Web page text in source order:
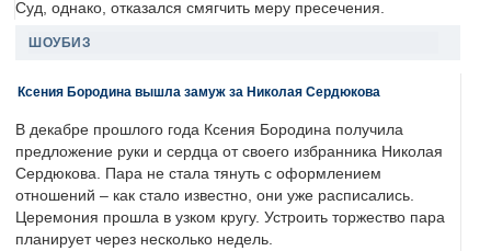
Суд, однако, отказался смягчить меру пресечения.
ШОУБИЗ
Ксения Бородина вышла замуж за Николая Сердюкова
В декабре прошлого года Ксения Бородина получила
предложение руки и сердца от своего избранника Николая
Сердюкова. Пара не стала тянуть с оформлением
отношений – как стало известно, они уже расписались.
Церемония прошла в узком кругу. Устроить торжество пара
планирует через несколько недель.